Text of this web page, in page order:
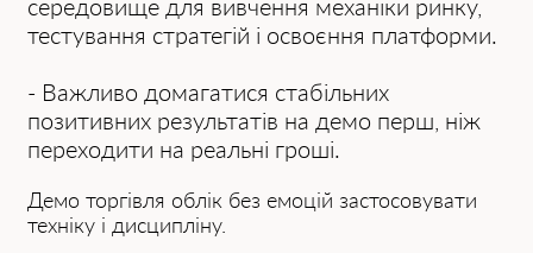
середовище для вивчення механіки ринку,
тестування стратегій і освоєння платформи.
- Важливо домагатися стабільних
позитивних результатів на демо перш, ніж
переходити на реальні гроші.
Демо торгівля облік без емоцій застосовувати
техніку і дисципліну.